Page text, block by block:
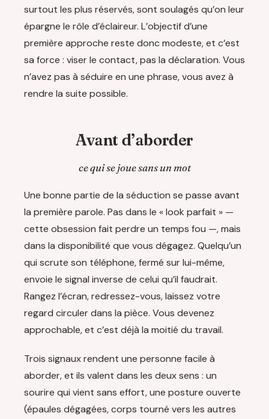
surtout les plus réservés, sont soulagés qu’on leur
épargne le rôle d’éclaireur. L’objectif d’une
première approche reste donc modeste, et c’est
sa force : viser le contact, pas la déclaration. Vous
n’avez pas à séduire en une phrase, vous avez à
rendre la suite possible.
Avant d’aborder
ce qui se joue sans un mot
Une bonne partie de la séduction se passe avant
la première parole. Pas dans le « look parfait » —
cette obsession fait perdre un temps fou —, mais
dans la disponibilité que vous dégagez. Quelqu’un
qui scrute son téléphone, fermé sur lui-même,
envoie le signal inverse de celui qu’il faudrait.
Rangez l’écran, redressez-vous, laissez votre
regard circuler dans la pièce. Vous devenez
approchable, et c’est déjà la moitié du travail.
Trois signaux rendent une personne facile à
aborder, et ils valent dans les deux sens : un
sourire qui vient sans effort, une posture ouverte
(épaules dégagées, corps tourné vers les autres